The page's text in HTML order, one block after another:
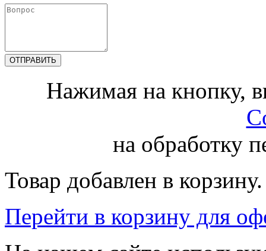
Нажимая на кнопку,
на обработку
Товар добавлен в корзину.
Перейти в корзину для